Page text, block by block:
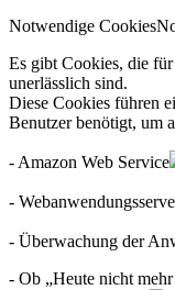
Notwendige Cookies
Es gibt Cookies, die
unerlässlich sind.
Diese Cookies führen
Benutzer benötigt, um
- Amazon Web Service
-
- Überwachung der
- Ob „Heute nicht